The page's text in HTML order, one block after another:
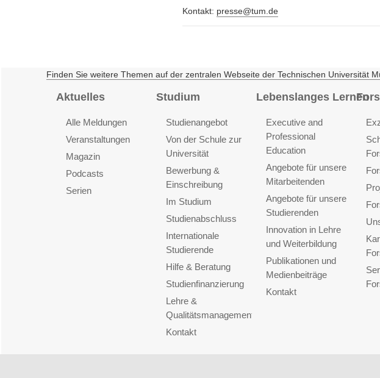
Kontakt: presse@tum.de
Finden Sie weitere Themen auf der zentralen Webseite der Technischen Universität
Aktuelles
Alle Meldungen
Veranstaltungen
Magazin
Podcasts
Serien
Studium
Studienangebot
Von der Schule zur
Universität
Bewerbung &
Einschreibung
Im Studium
Studienabschluss
Internationale
Studierende
Hilfe & Beratung
Studienfinanzierung
Lehre &
Qualitätsmanagement
Kontakt
Lebenslanges Lernen
Executive and
Professional
Education
Angebote für unsere
Mitarbeitenden
Angebote für unsere
Studierenden
Innovation in Lehre
und Weiterbildung
Publikationen und
Medienbeiträge
Kontakt